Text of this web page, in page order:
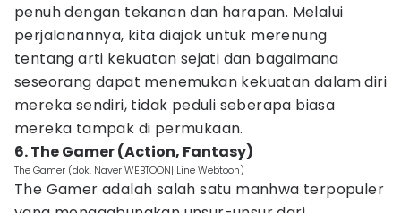
penuh dengan tekanan dan harapan. Melalui
perjalanannya, kita diajak untuk merenung
tentang arti kekuatan sejati dan bagaimana
seseorang dapat menemukan kekuatan dalam diri
mereka sendiri, tidak peduli seberapa biasa
mereka tampak di permukaan.
6. The Gamer (Action, Fantasy)
The Gamer (dok. Naver WEBTOON| Line Webtoon)
The Gamer adalah salah satu manhwa terpopuler